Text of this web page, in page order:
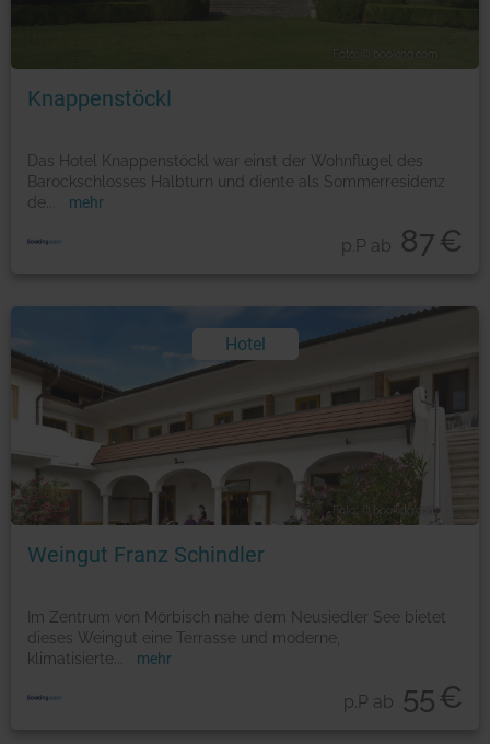
Foto: © booking.com
Knappenstöckl
Das Hotel Knappenstöckl war einst der Wohnflügel des
Barockschlosses Halbturn und diente als Sommerresidenz
de
mehr
p.P ab 87€
Hotel
Foto: © booking.com
Weingut Franz Schindler
Im Zentrum von Mörbisch nahe dem Neusiedler See bietet
dieses Weingut eine Terrasse und moderne,
klimatisierte
mehr
p.P ab 55€